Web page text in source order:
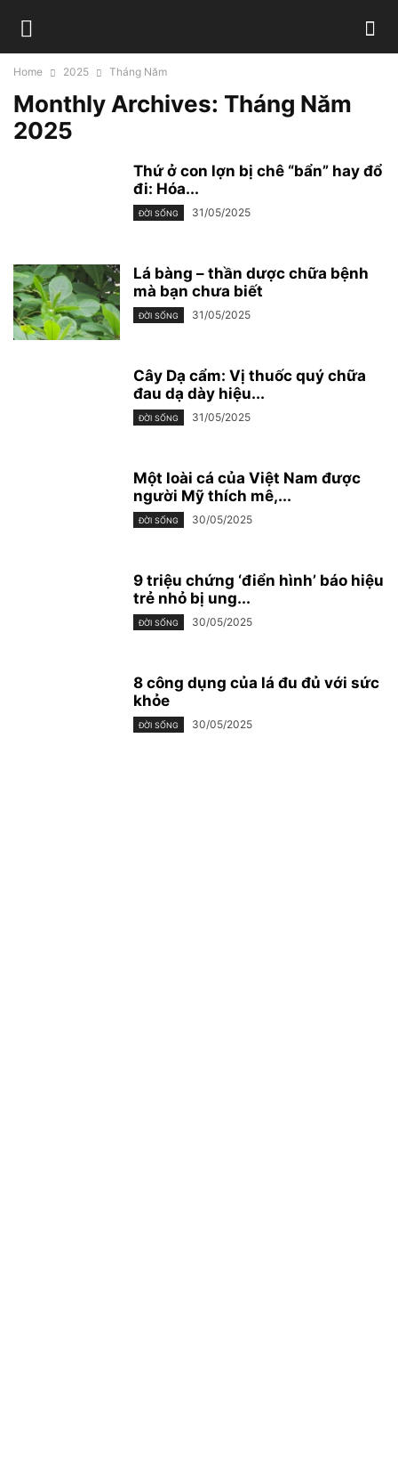
Home 2025 Tháng Năm
Monthly Archives: Tháng Năm
2025
Thứ ở con lợn bị chê “bẩn” hay đổ
đi: Hóa...
ĐỜI SỐNG 31/05/2025
Lá bàng – thần dược chữa bệnh
mà bạn chưa biết
ĐỜI SỐNG 31/05/2025
Cây Dạ cẩm: Vị thuốc quý chữa
đau dạ dày hiệu...
ĐỜI SỐNG 31/05/2025
Một loài cá của Việt Nam được
người Mỹ thích mê,...
ĐỜI SỐNG 30/05/2025
9 triệu chứng ‘điển hình’ báo hiệu
trẻ nhỏ bị ung...
ĐỜI SỐNG 30/05/2025
8 công dụng của lá đu đủ với sức
khỏe
ĐỜI SỐNG 30/05/2025